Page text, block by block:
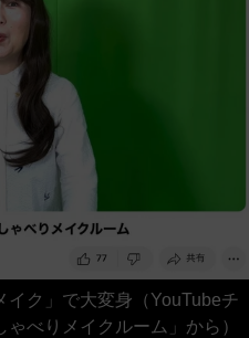
ク」で大変身（YouTubeチ
べりメイクルーム」から）